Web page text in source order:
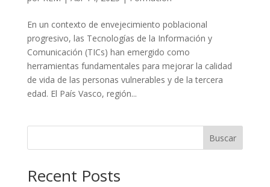
En un contexto de envejecimiento poblacional
progresivo, las Tecnologías de la Información y
Comunicación (TICs) han emergido como
herramientas fundamentales para mejorar la calidad
de vida de las personas vulnerables y de la tercera
edad. El País Vasco, región...
Buscar
Recent Posts